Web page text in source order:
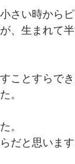
さい時から
、生まれて
ことすらでき
。
。
だと思います